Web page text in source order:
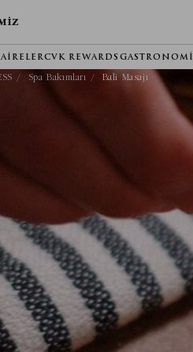
CVK REWARDS GASTRONOMI
Spa Bakımları Bali Masajı